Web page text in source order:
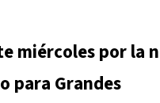
miércoles por la
para Grandes